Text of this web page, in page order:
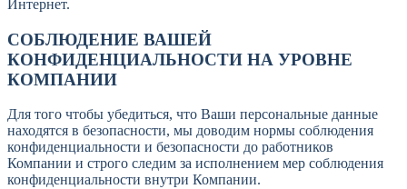
Интернет.
СОБЛЮДЕНИЕ ВАШЕЙ
КОНФИДЕНЦИАЛЬНОСТИ НА УРОВНЕ
КОМПАНИИ
Для того чтобы убедиться, что Ваши персональные данные
находятся в безопасности, мы доводим нормы соблюдения
конфиденциальности и безопасности до работников
Компании и строго следим за исполнением мер соблюдения
конфиденциальности внутри Компании.